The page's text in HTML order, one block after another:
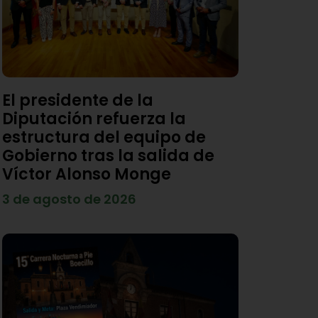
El presidente de la
Diputación refuerza la
estructura del equipo de
Gobierno tras la salida de
Víctor Alonso Monge
3 de agosto de 2026